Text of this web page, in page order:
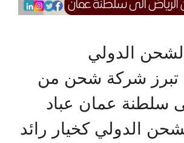
الدولي
تبرز شركة شحن من
سلطنة عمان عباد
الدولي كخيار رائد